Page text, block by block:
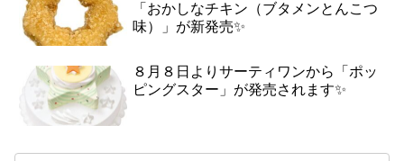
「おかしなチキン（ブタメンとんこつ
味）」が新発売✨
８月８日よりサーティワンから「ポッ
ピングスター」が発売されます✨